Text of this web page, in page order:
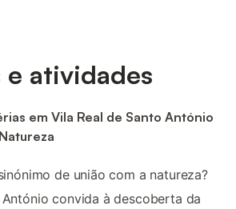
atividades
em Vila Real de Santo António
de união com a natureza?
convida à descoberta da